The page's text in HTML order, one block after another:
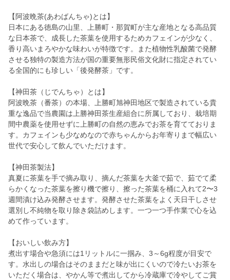
【阿波晩茶(あわばんちゃ)とは】
日本にある徳島の山里、上勝町・那賀町が主な産地となる高品質
な日本茶で、成長した茶葉を使用するためカフェインが少なく、
香り高いまろやかな味わいが特徴です。また植物性乳酸菌で発酵
させる独特の製造方法が国の重要無形民俗文化財に指定されてい
る全国的にも珍しい「後発酵茶」です。
【神田茶（じでんちゃ）とは】
​阿波晩茶（番茶）の本場、上勝町旭神田地区で製造されている貴
重な逸品で当農園は上勝神田茶生産組合に所属しており、栽培期
間中農薬を使用せずに上勝町の自然の恵みでお茶を育てておりま
す。カフェインも少なめなので赤ちゃんからお年寄りまで幅広い
世代で安心して飲んでいただけます。
【神田茶製法】
真夏に茶葉を手で摘み取り、摘んだ茶葉を大釜で茹で、茹でて柔
らかくなった茶葉を擦り機で擦り、擦った茶葉を桶に入れて2〜3
週間漬け込み発酵させます。発酵させた茶葉をよく天日干しさせ
選別し不純物を取り除き袋詰めします。一つ一つ手作業で心を込
めて作っています。
【おいしい飲み方】
煮出す場合や急須には1リットルに一掴み、3～6g程度が目安で
す。水出しの場合はそのままだと味が出にくいので冷たいお茶を
いただく場合は、やかん等で煮出してから冷蔵庫で冷やしてご賞